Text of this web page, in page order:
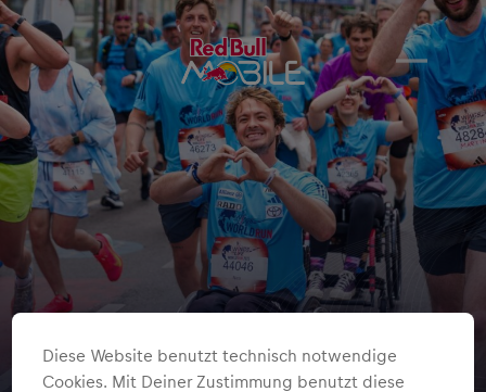
Diese Website benutzt technisch notwendige
Cookies. Mit Deiner Zustimmung benutzt diese